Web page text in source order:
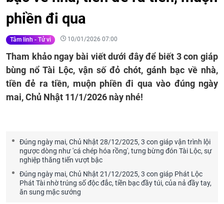
phiền đi qua
Tâm linh - Tử vi 10/01/2026 07:00
Tham khảo ngay bài viết dưới đây để biết 3 con giáp
bùng nổ Tài Lộc, vận số đỏ chót, gánh bạc về nhà,
tiền đẻ ra tiền, muộn phiền đi qua vào đúng ngày
mai, Chủ Nhật 11/1/2026 này nhé!
Đúng ngày mai, Chủ Nhật 28/12/2025, 3 con giáp vận trình lội
ngược dòng như 'cá chép hóa rồng', tưng bừng đón Tài Lộc, sự
nghiệp thăng tiến vượt bậc
Đúng ngày mai, Chủ Nhật 21/12/2025, 3 con giáp Phát Lộc
Phát Tài nhờ trúng số độc đắc, tiền bạc đầy túi, của nả đầy tay,
ăn sung mặc sướng